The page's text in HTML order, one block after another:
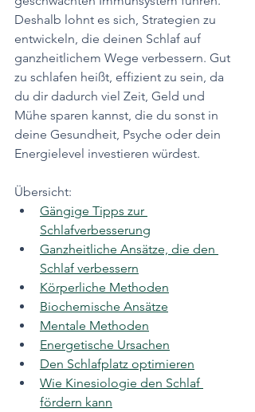
Deshalb lohnt es sich, Strategien zu
entwickeln, die deinen Schlaf auf
ganzheitlichem Wege verbessern. Gut
zu schlafen heißt, effizient zu sein, da
du dir dadurch viel Zeit, Geld und
Mühe sparen kannst, die du sonst in
deine Gesundheit, Psyche oder dein
Energielevel investieren würdest.
Übersicht:
Gängige Tipps zur
Schlafverbesserung
Ganzheitliche Ansätze, die den
Schlaf verbessern
Körperliche Methoden
Biochemische Ansätze
Mentale Methoden
Energetische Ursachen
Den Schlafplatz optimieren
Wie Kinesiologie den Schlaf
fördern kann